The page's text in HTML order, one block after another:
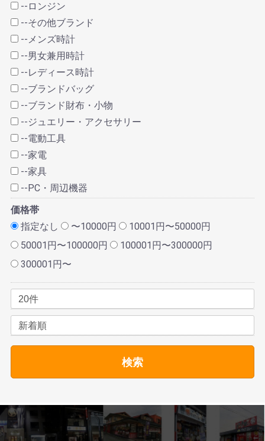
--ロンジン
--その他ブランド
--メンズ時計
--男女兼用時計
--レディース時計
--ブランドバッグ
--ブランド財布・小物
--ジュエリー・アクセサリー
--電動工具
--家電
--家具
--PC・周辺機器
価格帯
指定なし
〜10000円
10001円〜50000円
50001円〜100000円
100001円〜300000円
300001円〜
検索